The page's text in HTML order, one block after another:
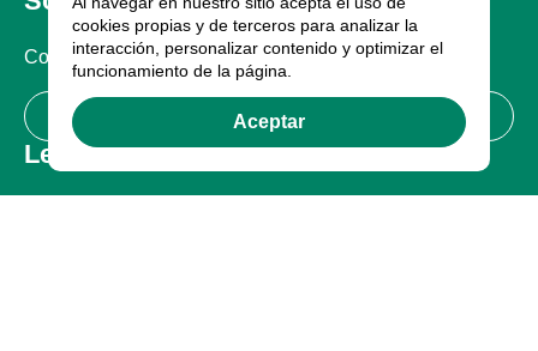
Compañia
Certificaciones
Legal
cookies propias y de terceros para analizar la
interacción, personalizar contenido y optimizar el
funcionamiento de la página.
Aceptar